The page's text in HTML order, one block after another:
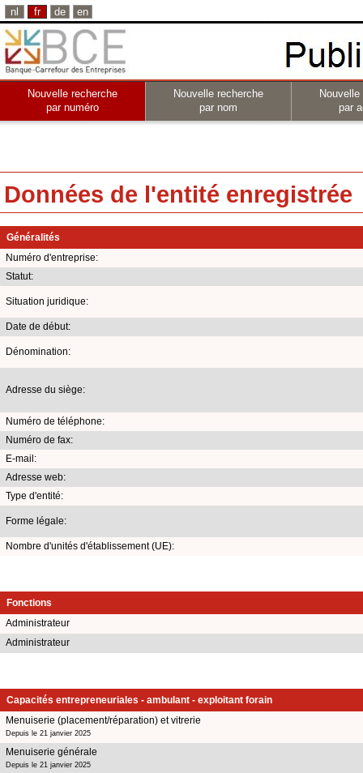
nl fr de en
Nouvelle recherche
par numéro
Nouvelle recherche
par nom
par
Données de l'entité enregistrée
Généralités
Numéro d'entreprise:
Statut:
Situation juridique:
Date de début:
Dénomination:
Adresse du siège:
Numéro de téléphone:
Numéro de fax:
E-mail:
Adresse web:
Type d'entité:
Forme légale:
Nombre d'unités d'établissement (UE):
Fonctions
Administrateur
Administrateur
Capacités entrepreneuriales - ambulant - exploitant forain
Menuiserie (placement/réparation) et vitrerie
Depuis le 21 janvier 2025
Menuiserie générale
Depuis le 21 janvier 2025